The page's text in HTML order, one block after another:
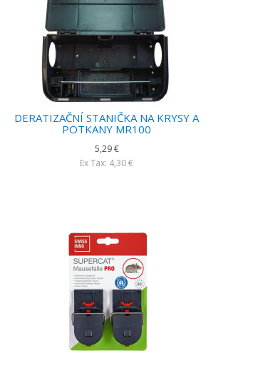
DERATIZAČNÍ STANIČKA NA KRYSY A
POTKANY MR100
5,29 €
Ex Tax: 4,30 €